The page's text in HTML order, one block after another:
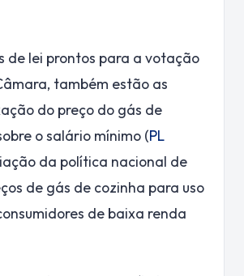
de lei prontos para a votação
também estão as
do preço do gás de
o salário mínimo (PL
da política nacional de
de gás de cozinha para uso
de baixa renda